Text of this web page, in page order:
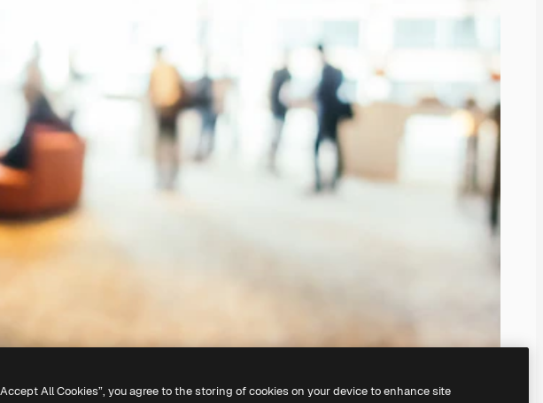
All Cookies”, you agree to the storing of cookies on your device to enhance site